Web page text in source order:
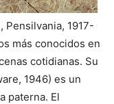
Pensilvania, 1917-
más conocidos en
cotidianas. Su
1946) es un
paterna. El